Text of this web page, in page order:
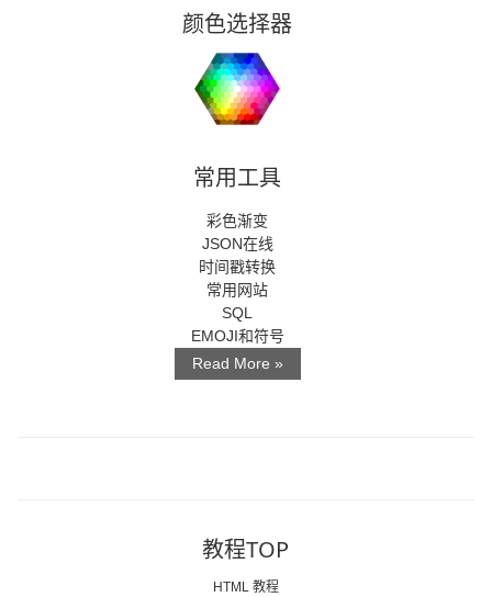
颜色选择器
常用工具
彩色渐变
JSON在线
时间戳转换
常用网站
SQL
EMOJI和符号
Read More »
教程TOP
HTML 教程